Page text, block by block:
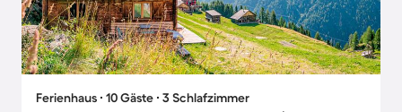
Ferienhaus ∙ 10 Gäste ∙ 3 Schlafzimmer